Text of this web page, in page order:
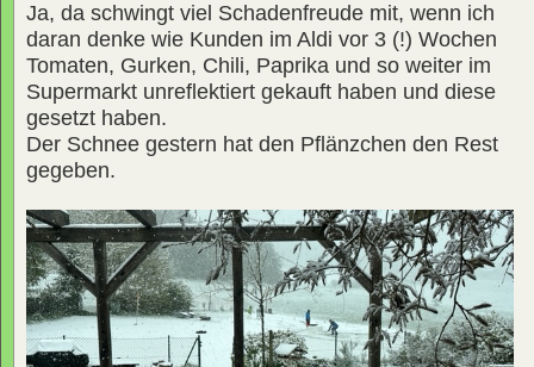
Ja, da schwingt viel Schadenfreude mit, wenn ich
daran denke wie Kunden im Aldi vor 3 (!) Wochen
Tomaten, Gurken, Chili, Paprika und so weiter im
Supermarkt unreflektiert gekauft haben und diese
gesetzt haben.
Der Schnee gestern hat den Pflänzchen den Rest
gegeben.